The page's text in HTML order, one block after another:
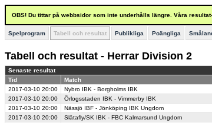
OBS! Du tittar på webbsidor som inte underhålls längre. Våra
Spelprogram Tabell och resultat Publikliga Poängliga
Tabell och resultat - Herrar Division 2
Senaste resultat
Tid
Match
2017-03-10 20:00 Nybro IBK - Borgholms IBK
2017-03-10 20:00 Örlogsstaden IBK - Vimmerby IBK
2017-03-10 20:00 Nässjö IBF - Jönköping IBK Ungdom
2017-03-10 20:00 Slätafly/SK IBK - FBC Kalmarsund Ungdom